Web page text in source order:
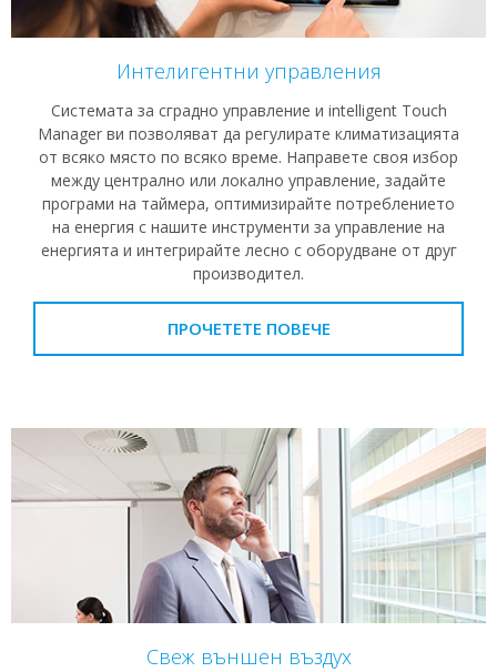
Интелигентни управления
Системата за сградно управление и intelligent Touch
Manager ви позволяват да регулирате климатизацията
от всяко място по всяко време. Направете своя избор
между централно или локално управление, задайте
програми на таймера, оптимизирайте потреблението
на енергия с нашите инструменти за управление на
енергията и интегрирайте лесно с оборудване от друг
производител.
ПРОЧЕТЕТЕ ПОВЕЧЕ
Свеж външен въздух